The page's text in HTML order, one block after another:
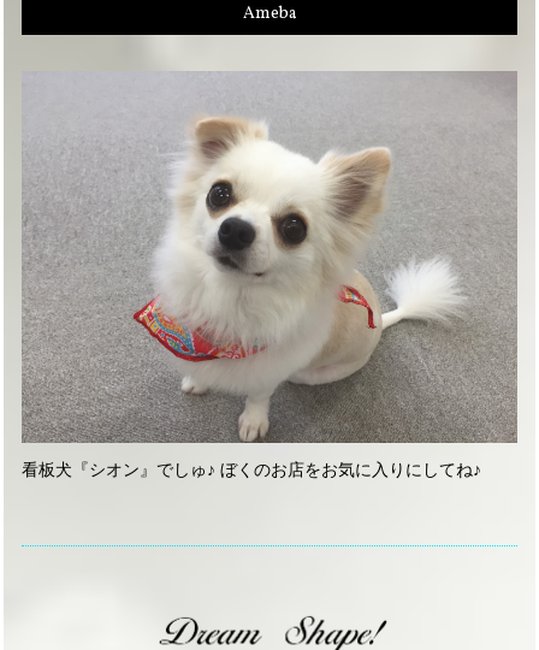
Ameba
看板犬『シオン』でしゅ♪ ぼくのお店をお気に入りにしてね♪